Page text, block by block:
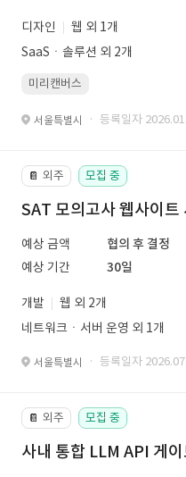
디자인
웹 외 1개
SaaSㆍ솔루션 외 2개
미리캔버스
서울특별시 · 등록일자
📔 외주 모집 중
SAT 모의고사 웹사이트
예상 금액
협의 후 결정
예상 기간
30일
개발
웹 외 2개
네트워크ㆍ서버 운영 외 1개
서울특별시 · 등록일자
📔 외주 모집 중
사내 통합 LLM API 게